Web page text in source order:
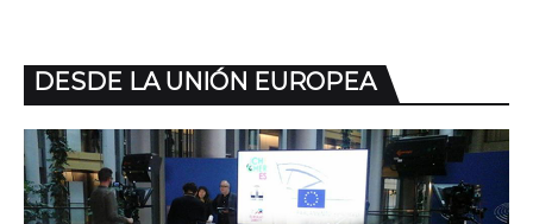
DESDE LA UNIÓN EUROPEA